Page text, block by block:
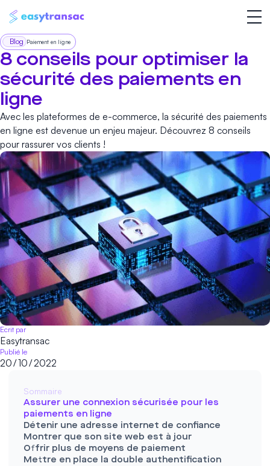
Blog Paiement en ligne
8 conseils pour optimiser la
sécurité des paiements en
ligne
Avec les plateformes de e-commerce, la sécurité des paiements
en ligne est devenue un enjeu majeur. Découvrez 8 conseils
pour rassurer vos clients !
Ecrit par
Easytransac
Publié le
20/10/2022
Sommaire
Assurer une connexion sécurisée pour les
paiements en ligne
Détenir une adresse internet de confiance
Montrer que son site web est à jour
Offrir plus de moyens de paiement
Mettre en place la double authentification